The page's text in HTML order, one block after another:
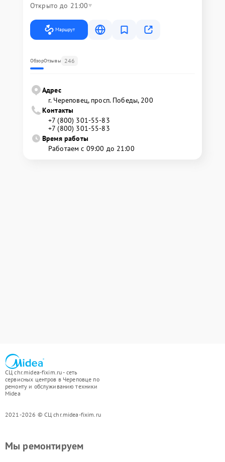
Открыто до 21:00
Маршрут
ОбзорОтзывы 246
Адрес
г. Череповец, просп. Победы, 200
Контакты
+7 (800) 301-55-83
+7 (800) 301-55-83
Время работы
Работаем с 09:00 до 21:00
СЦ chr.midea-fixim.ru - сеть
сервисных центров в Череповце по
ремонту и обслуживанию техники
Midea
2021-2026 © СЦ chr.midea-fixim.ru
Мы ремонтируем